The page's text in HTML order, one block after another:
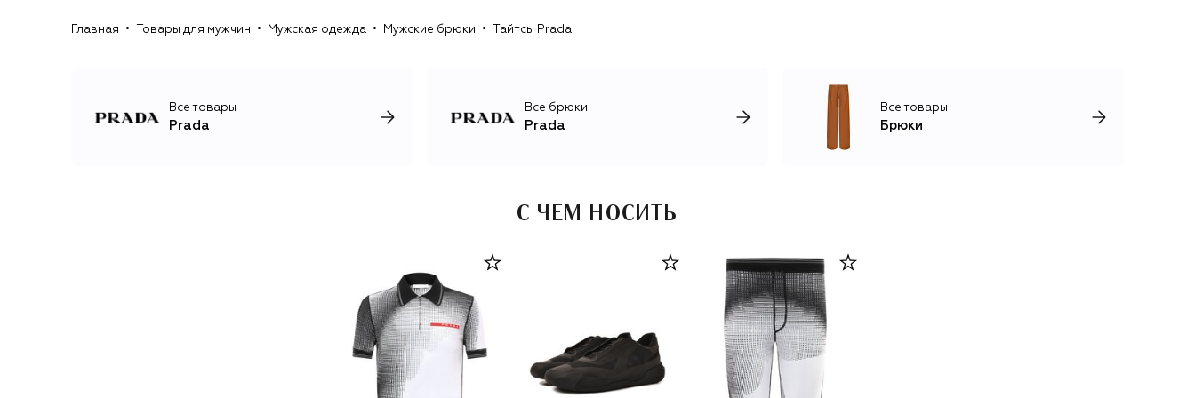
Например, линия сумок из нейлона, которая началась с
не его себестоимость, а дизайнерская идея.
переработанного нейлона, сотрудничает с National
меняющихся на них взглядах нового поколения.
Главная Товары для мужчин Мужская одежда Мужские брюки Тайтсы Prada
Все товары
Prada
Все брюки
Prada
Все товары
Брюки
С ЧЕМ НОСИТЬ